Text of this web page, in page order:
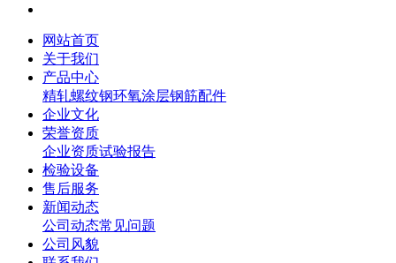
网站首页
关于我们
产品中心
精轧螺纹钢环氧涂层钢筋配件
企业文化
荣誉资质
企业资质试验报告
检验设备
售后服务
新闻动态
公司动态常见问题
公司风貌